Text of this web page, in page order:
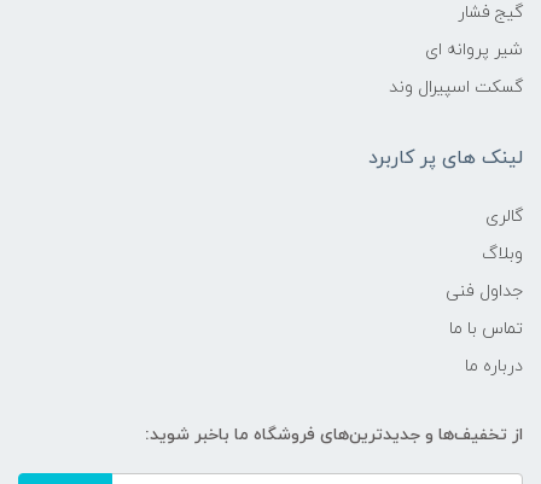
گیج فشار
شیر پروانه ای
گسکت اسپیرال وند
لینک های پر کاربرد
گالری
وبلاگ
جداول فنی
تماس با ما
درباره ما
از تخفیف‌ها و جدیدترین‌های فروشگاه ما باخبر شوید: